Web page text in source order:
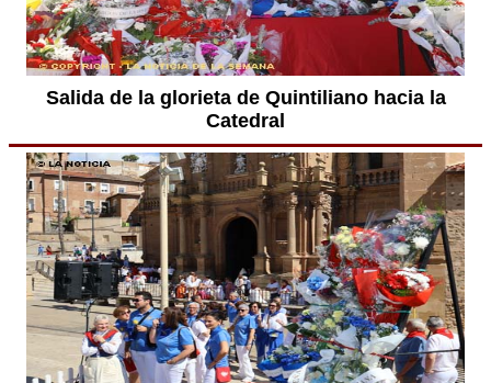
Salida de la glorieta de Quintiliano hacia la
Catedral